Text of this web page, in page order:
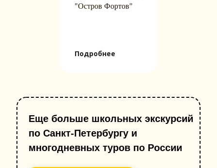
"Остров Фортов"
Подробнее
Еще больше школьных экскурсий
по Санкт-Петербургу и
многодневных туров по России